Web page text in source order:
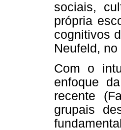
sociais,
própria
cognitivos
Neufeld,
Com o
enfoque
recente
grupais